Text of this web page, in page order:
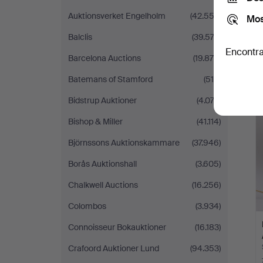
Auktionsverket Engelholm
(42.553)
Balclis
(39.573)
Barcelona Auctions
(19.879)
Batemans of Stamford
(514)
Bidstrup Auktioner
(4.072)
Bishop & Miller
(41.114)
Björnssons Auktionskammare
(37.946)
Borås Auktionshall
(3.605)
Chalkwell Auctions
(16.256)
Colombos
(3.934)
Connoisseur Bokauktioner
(16.183)
Crafoord Auktioner Lund
(94.353)